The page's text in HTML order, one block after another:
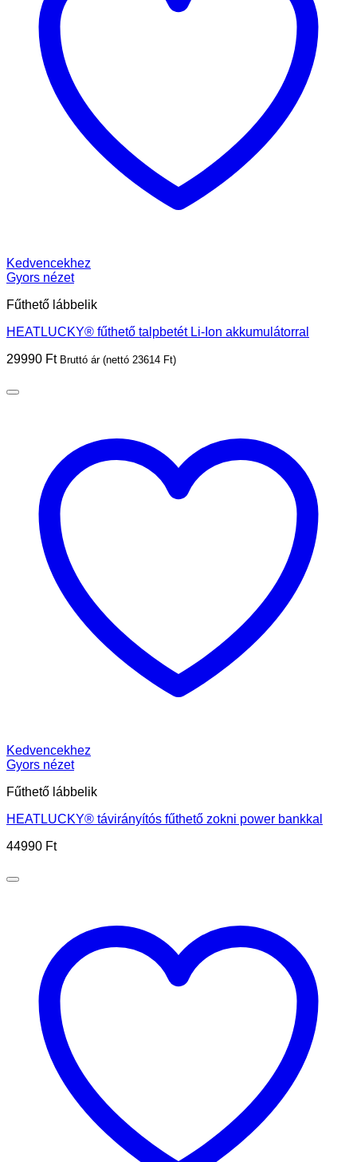
Kedvencekhez
Gyors nézet
Fűthető lábbelik
HEATLUCKY® fűthető talpbetét Li-Ion akkumulátorral
29990 Ft Bruttó ár (nettó 23614 Ft)
Kedvencekhez
Gyors nézet
Fűthető lábbelik
HEATLUCKY® távirányítós fűthető zokni power bankkal
44990 Ft